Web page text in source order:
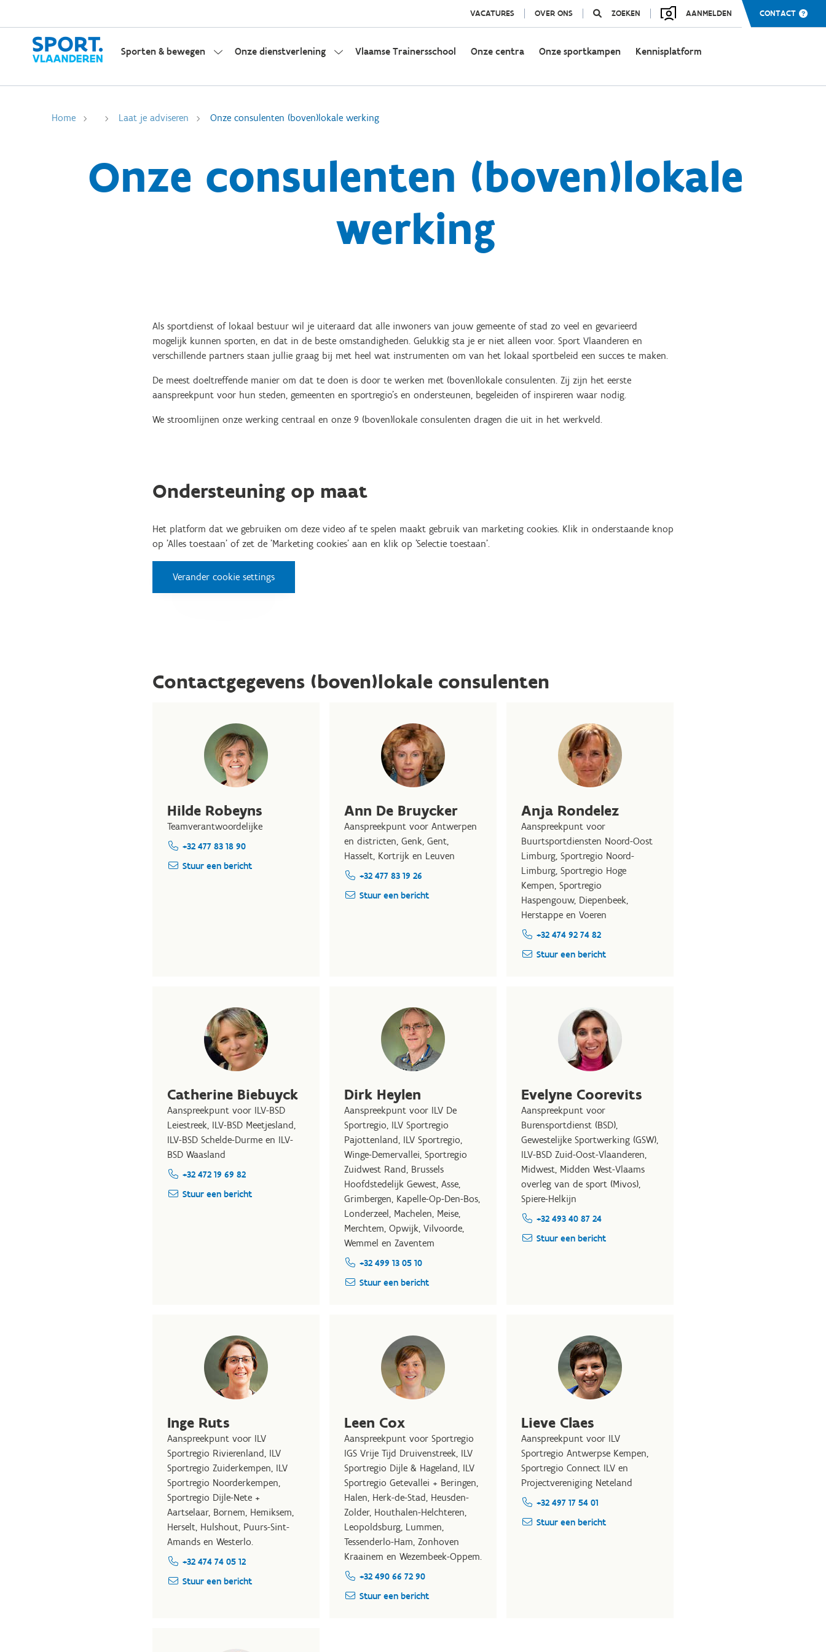
VACATURES OVER ONS ZOEKEN AANMELDEN CONTACT
Sporten & bewegen Onze dienstverlening Vlaamse Trainersschool Onze centra Onze sportkampen Kennisplatform
Home Laat je adviseren Onze consulenten (boven)lokale werking
Onze consulenten (boven)lokale
werking
Als sportdienst of lokaal bestuur wil je uiteraard dat alle inwoners van jouw gemeente of stad zo veel en gevarieerd
mogelijk kunnen sporten, en dat in de beste omstandigheden. Gelukkig sta je er niet alleen voor. Sport Vlaanderen en
verschillende partners staan jullie graag bij met heel wat instrumenten om van het lokaal sportbeleid een succes te maken.
De meest doeltreffende manier om dat te doen is door te werken met (boven)lokale consulenten. Zij zijn het eerste
aanspreekpunt voor hun steden, gemeenten en sportregio's en ondersteunen, begeleiden of inspireren waar nodig.
We stroomlijnen onze werking centraal en onze 9 (boven)lokale consulenten dragen die uit in het werkveld.
Ondersteuning op maat
Het platform dat we gebruiken om deze video af te spelen maakt gebruik van marketing cookies. Klik in onderstaande knop
op 'Alles toestaan' of zet de 'Marketing cookies' aan en klik op 'Selectie toestaan'.
Verander cookie settings
Contactgegevens (boven)lokale consulenten
Hilde Robeyns
Teamverantwoordelijke
+32 477 83 18 90
Stuur een bericht
Ann De Bruycker
Aanspreekpunt voor Antwerpen
en districten, Genk, Gent,
Hasselt, Kortrijk en Leuven
+32 477 83 19 26
Stuur een bericht
Anja Rondelez
Aanspreekpunt voor
Buurtsportdiensten Noord-Oost
Limburg, Sportregio Noord-
Limburg, Sportregio Hoge
Kempen, Sportregio
Haspengouw, Diepenbeek,
Herstappe en Voeren
+32 474 92 74 82
Stuur een bericht
Catherine Biebuyck
Aanspreekpunt voor ILV-BSD
Leiestreek, ILV-BSD Meetjesland,
ILV-BSD Schelde-Durme en ILV-
BSD Waasland
+32 472 19 69 82
Stuur een bericht
Dirk Heylen
Aanspreekpunt voor ILV De
Sportregio, ILV Sportregio
Pajottenland, ILV Sportregio,
Winge-Demervallei, Sportregio
Zuidwest Rand, Brussels
Hoofdstedelijk Gewest, Asse,
Grimbergen, Kapelle-Op-Den-Bos,
Londerzeel, Machelen, Meise,
Merchtem, Opwijk, Vilvoorde,
Wemmel en Zaventem
+32 499 13 05 10
Stuur een bericht
Evelyne Coorevits
Aanspreekpunt voor
Burensportdienst (BSD),
Gewestelijke Sportwerking (GSW),
ILV-BSD Zuid-Oost-Vlaanderen,
Midwest, Midden West-Vlaams
overleg van de sport (Mivos),
Spiere-Helkijn
+32 493 40 87 24
Stuur een bericht
Inge Ruts
Aanspreekpunt voor ILV
Sportregio Rivierenland, ILV
Sportregio Zuiderkempen, ILV
Sportregio Noorderkempen,
Sportregio Dijle-Nete +
Aartselaar, Bornem, Hemiksem,
Herselt, Hulshout, Puurs-Sint-
Amands en Westerlo.
+32 474 74 05 12
Stuur een bericht
Leen Cox
Aanspreekpunt voor Sportregio
IGS Vrije Tijd Druivenstreek, ILV
Sportregio Dijle & Hageland, ILV
Sportregio Getevallei + Beringen,
Halen, Herk-de-Stad, Heusden-
Zolder, Houthalen-Helchteren,
Leopoldsburg, Lummen,
Tessenderlo-Ham, Zonhoven
Kraainem en Wezembeek-Oppem.
+32 490 66 72 90
Stuur een bericht
Lieve Claes
Aanspreekpunt voor ILV
Sportregio Antwerpse Kempen,
Sportregio Connect ILV en
Projectvereniging Neteland
+32 497 17 54 01
Stuur een bericht